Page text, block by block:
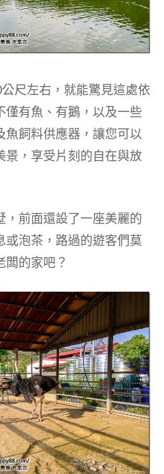
尺左右，就能驚見這處依
僅有魚、有鵝，以及一些
飼料供應器，讓您可以
景，享受片刻的自在與放
，前面還設了一座美麗的
或泡茶，路過的遊客們莫
闆的家吧？